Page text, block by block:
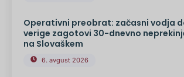
Operativni preobrat: začasni vodja
verige zagotovi 30-dnevno
na Slovaškem
6. avgust 2026